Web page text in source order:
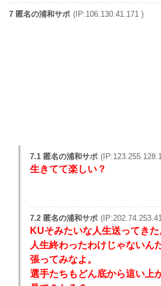
7 匿名の浦和サポ (IP:106.130.41.171 )
7.1 匿名の浦和サポ
生きてて楽しい？
7.2 匿名の浦和サポ
KUそみたいな人生送ってきた
人生終わったわけじゃないん
張ってみなよ。
選手たちもどん底から這い上